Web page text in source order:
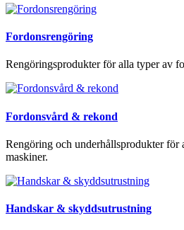
Fordonsrengöring
Rengöringsprodukter för alla typer av
Fordonsvård & rekond
Rengöring och underhållsprodukter för
maskiner.
Handskar & skyddsutrustning